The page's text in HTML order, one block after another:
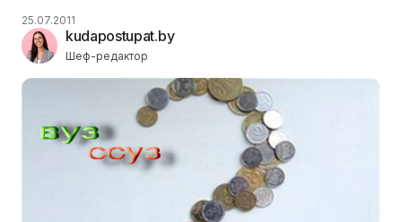
kudapostupat.by
Шеф-редактор
25.07.2011